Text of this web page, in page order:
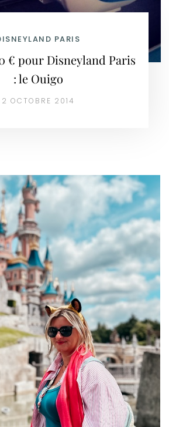
PARIS
€ pour Disneyland Paris
: le Ouigo
2 OCTOBRE 2014